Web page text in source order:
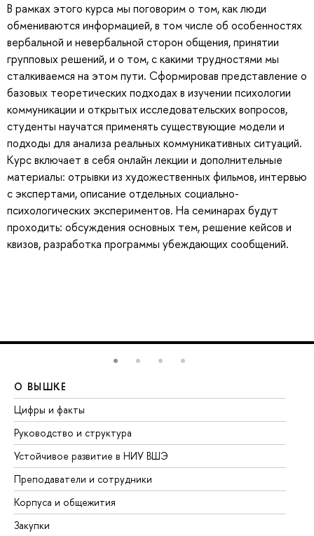
В рамках этого курса мы поговорим о том, как люди
обмениваются информацией, в том числе об особенностях
вербальной и невербальной сторон общения, принятии
групповых решений, и о том, с какими трудностями мы
сталкиваемся на этом пути. Сформировав представление о
базовых теоретических подходах в изучении психологии
коммуникации и открытых исследовательских вопросов,
студенты научатся применять существующие модели и
подходы для анализа реальных коммуникативных ситуаций.
Курс включает в себя онлайн лекции и дополнительные
материалы: отрывки из художественных фильмов, интервью
с экспертами, описание отдельных социально-
психологических экспериментов. На семинарах будут
проходить: обсуждения основных тем, решение кейсов и
квизов, разработка программы убеждающих сообщений.
О ВЫШКЕ
Цифры и факты
Руководство и структура
Устойчивое развитие в НИУ ВШЭ
Преподаватели и сотрудники
Корпуса и общежития
Закупки